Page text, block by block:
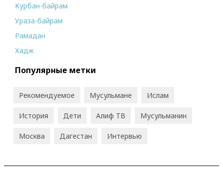
Курбан-байрам
Ураза-байрам
Рамадан
Хадж
Популярные метки
Рекомендуемое Мусульмане Ислам
История Дети Алиф ТВ Мусульманин
Москва Дагестан Интервью